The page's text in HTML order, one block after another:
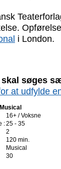
i London.
skal søges
at udfylde
16+ / Voksne
:25 - 35
2
120 min.
Musical
30